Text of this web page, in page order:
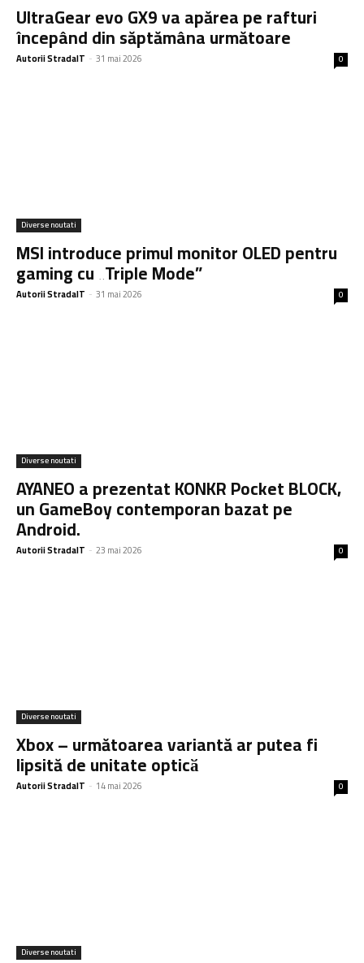
UltraGear evo GX9 va apărea pe rafturi
începând din săptămâna următoare
Autorii StradaIT - 31 mai 2026 0
Diverse noutati
MSI introduce primul monitor OLED pentru
gaming cu „Triple Mode”
Autorii StradaIT - 31 mai 2026 0
Diverse noutati
AYANEO a prezentat KONKR Pocket BLOCK,
un GameBoy contemporan bazat pe
Android.
Autorii StradaIT - 23 mai 2026 0
Diverse noutati
Xbox – următoarea variantă ar putea fi
lipsită de unitate opticӑ
Autorii StradaIT - 14 mai 2026 0
Diverse noutati